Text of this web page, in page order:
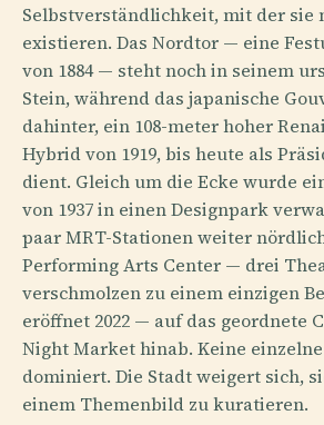
Selbstverständlichkeit, mit der sie
existieren. Das Nordtor — eine
von 1884 — steht noch in seinem
Stein, während das japanische
dahinter, ein 108-meter hoher
Hybrid von 1919, bis heute als
dient. Gleich um die Ecke wurde
von 1937 in einen Designpark
paar MRT-Stationen weiter
Performing Arts Center — drei
verschmolzen zu einem einzigen
eröffnet 2022 — auf das geordnete
Night Market hinab. Keine einzelne
dominiert. Die Stadt weigert sich,
einem Themenbild zu kuratieren.